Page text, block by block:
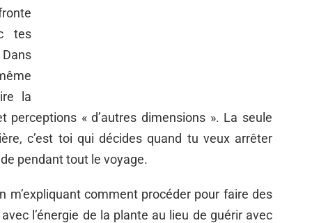
tes
la
perceptions « d’autres dimensions ». La seule
c’est toi qui décides quand tu veux arrêter
pendant tout le voyage.
m’expliquant comment procéder pour faire des
l’énergie de la plante au lieu de guérir avec